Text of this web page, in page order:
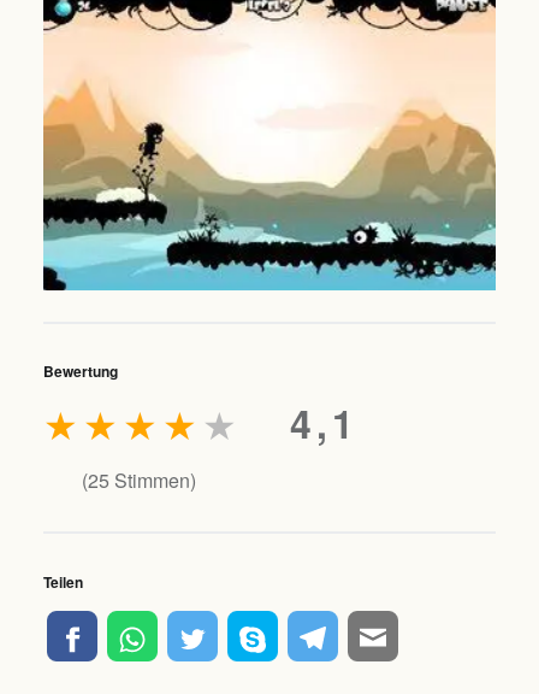
Bewertung
4,1
★
★
★
★
★
(25 Stimmen)
Teilen